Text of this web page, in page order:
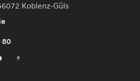
Koblenz-Güls
80